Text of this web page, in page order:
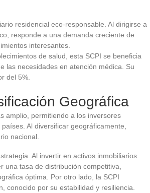
residencial eco-responsable. Al dirigirse a
responde a una demanda creciente de
interesantes.
de salud, esta SCPI se beneficia
las necesidades en atención médica. Su
del 5%.
Geográfica
amplio, permitiendo a los inversores
Al diversificar geográficamente,
nacional.
Al invertir en activos inmobiliarios
tasa de distribución competitiva,
óptima. Por otro lado, la SCPI
conocido por su estabilidad y resiliencia.